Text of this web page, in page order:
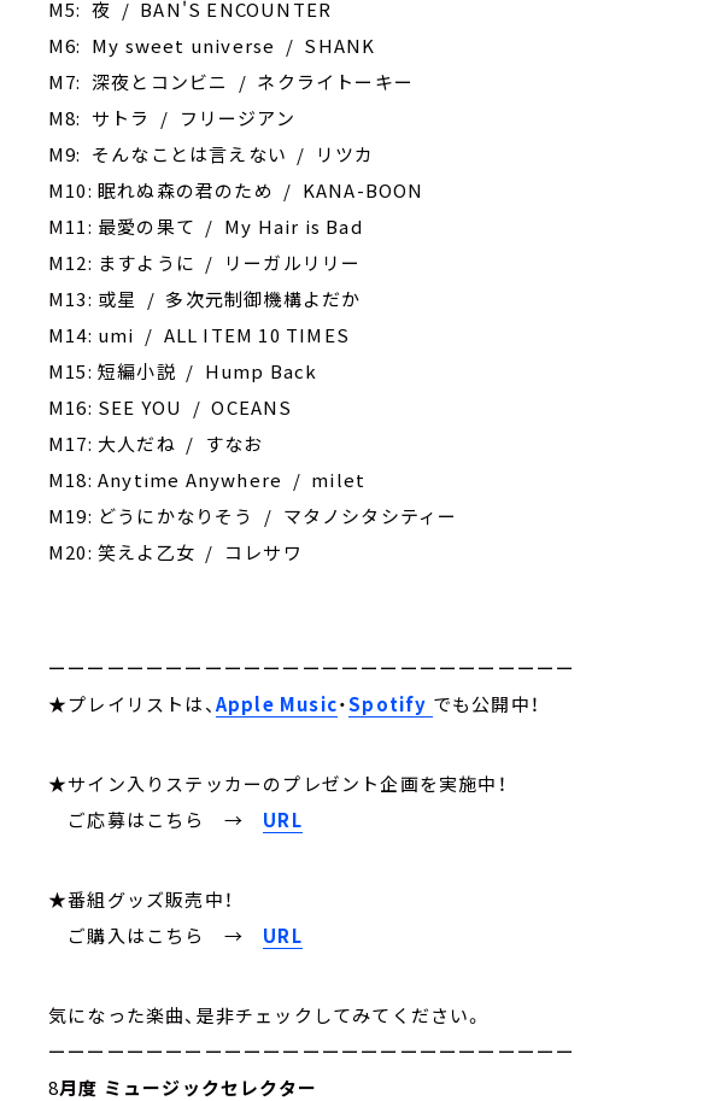
M5: 夜 / BAN'S ENCOUNTER
M6: My sweet universe / SHANK
M7: 深夜とコンビニ / ネクライトーキー
M8: サトラ / フリージアン
M9: そんなことは言えない / リツカ
M10: 眠れぬ森の君のため / KANA-BOON
M11: 最愛の果て / My Hair is Bad
M12: ますように / リーガルリリー
M13: 或星 / 多次元制御機構よだか
M14: umi / ALL ITEM 10 TIMES
M15: 短編小説 / Hump Back
M16: ‎SEE YOU / OCEANS
M17: 大人だね / すなお
M18: Anytime Anywhere / milet
M19: どうにかなりそう / マタノシタシティー
M20: 笑えよ乙女 / コレサワ
ーーーーーーーーーーーーーーーーーーーーーーーーーーー
★プレイリストは、 Apple Music・Spotify でも公開中！
★サイン入りステッカーのプレゼント企画を実施中！
ご応募はこちら → URL
★番組グッズ販売中！
ご購入はこちら → URL
気になった楽曲、是非チェックしてみてください。
ーーーーーーーーーーーーーーーーーーーーーーーーーーー
8月度 ミュージックセレクター